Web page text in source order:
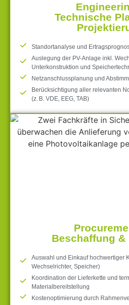
Technische
Standortanalyse und
Auslegung der PV-Anlage inkl.
Unterkonstruktion und
Netzanschlussplanung und
Berücksichtigung aller relevanten
(z. B. VDE, EEG, TAB)
Beschaffung
Auswahl und Einkauf hochwertiger
Wechselrichter, Speicher)
Koordination der Lieferkette und
Materialbereitstellung
Kostenoptimierung durch